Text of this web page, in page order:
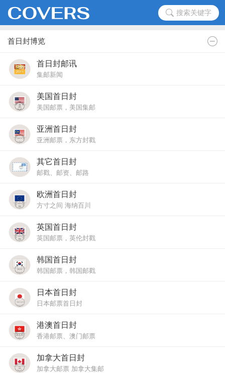
搜索关键字
首日封博览
首日封邮讯
集邮新闻
美国首日封
美国邮票，美国集邮
亚洲首日封
亚洲邮票，东方封戳
其它首日封
邮戳、邮资、邮路
欧洲首日封
方寸之间 海纳百川
英国首日封
英国邮票，英伦封戳
韩国首日封
韩国邮票，韩国邮戳
日本首日封
日本邮票首日封
港澳首日封
香港邮票、澳门邮票
加拿大首日封
加拿大邮票 加拿大集邮